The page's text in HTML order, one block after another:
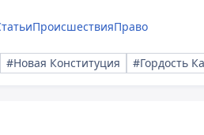
ПроисшествияПраво
#Новая Конституция #Гордость